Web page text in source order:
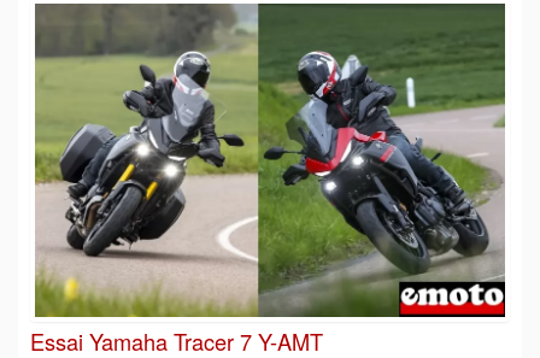
Essai Yamaha Tracer 7 Y-AMT